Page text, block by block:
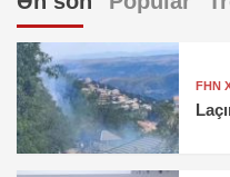
FHN